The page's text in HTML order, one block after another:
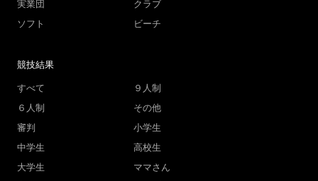
実業団
クラブ
ソフト
ビーチ
競技結果
すべて
９人制
６人制
その他
審判
小学生
中学生
高校生
大学生
ママさん